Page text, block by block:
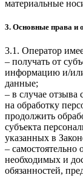
материальные
3. Основные права и
3.1. Оператор
– получать от
информацию и/
данные;
– в случае отзыва
на обработку
продолжить
субъекта
указанных в
– самостоятельно
необходимых и
обязанностей,